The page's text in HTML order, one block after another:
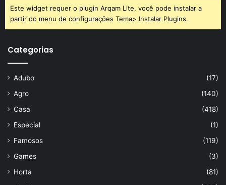
Este widget requer o plugin Arqam Lite, você pode instalar a
partir do menu de configurações Tema> Instalar Plugins.
Categorias
Adubo
(17)
Agro
(140)
Casa
(418)
Especial
(1)
Famosos
(119)
Games
(3)
Horta
(81)